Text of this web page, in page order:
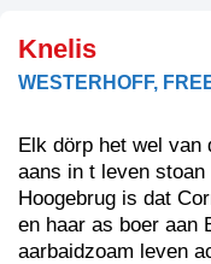
Knelis
WESTERHOFF,
Elk dörp het wel van
aans in t leven
Hoogebrug is dat
en haar as boer aan
aarbaidzoam leven